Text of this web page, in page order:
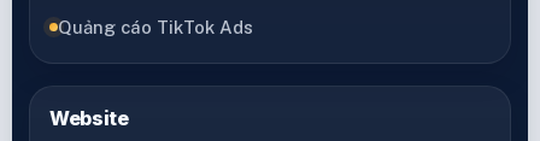
Quảng cáo TikTok Ads
Website